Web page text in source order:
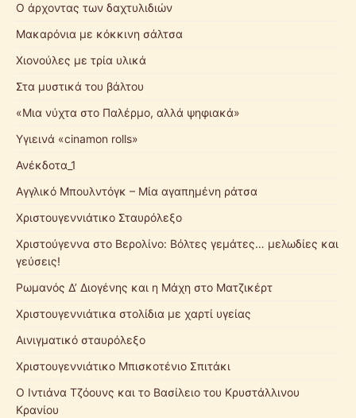
Ο άρχοντας των δαχτυλιδιών
Μακαρόνια με κόκκινη σάλτσα
Χιονούλες με τρία υλικά
Στα μυστικά του βάλτου
«Μια νύχτα στο Παλέρμο, αλλά ψηφιακά»
Υγιεινά «cinamon rolls»
Ανέκδοτα_1
Αγγλικό Μπουλντόγκ – Μία αγαπημένη ράτσα
Χριστουγεννιάτικο Σταυρόλεξο
Χριστούγεννα στο Βερολίνο: Βόλτες γεμάτες… μελωδίες και
γεύσεις!
Ρωμανός Δ’ Διογένης και η Μάχη στο Ματζικέρτ
Χριστουγεννιάτικα στολίδια με χαρτί υγείας
Αινιγματικό σταυρόλεξο
Χριστουγεννιάτικο Μπισκοτένιο Σπιτάκι
Ο Ιντιάνα Τζόουνς και το Βασίλειο του Κρυστάλλινου
Κρανίου